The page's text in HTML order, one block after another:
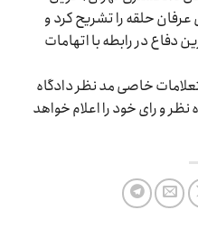
عرفان حلقه را تشریح کرد و
دفاع در رابطه با اتهامات
خاصی مد نظر دادگاه
و رای خود را اعلام خواهد